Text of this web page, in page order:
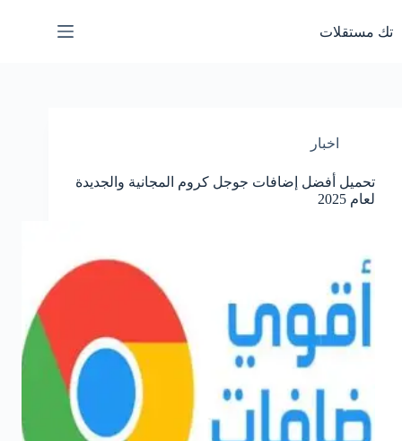
إلى
المحتوى
تك مستقلات
اخبار
تحميل أفضل إضافات جوجل كروم المجانية والجديدة
لعام 2025